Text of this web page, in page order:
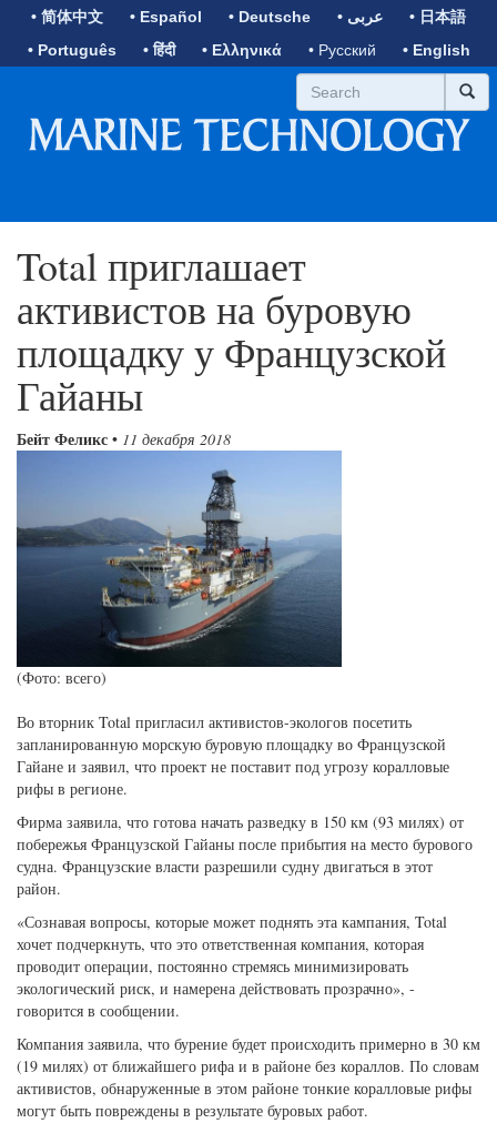
• 简体中文 • Español • Deutsche • عربى
• 日本語
• Português
• हिंदी • Ελληνικά • Русский • English
Total приглашает
активистов на буровую
площадку у Французской
Гайаны
Бейт Феликс • 11 декабря 2018
(Фото: всего)
Во вторник Total пригласил активистов-экологов посетить
запланированную морскую буровую площадку во Французской
Гайане и заявил, что проект не поставит под угрозу коралловые
рифы в регионе.
Фирма заявила, что готова начать разведку в 150 км (93 милях) от
побережья Французской Гайаны после прибытия на место бурового
судна. Французские власти разрешили судну двигаться в этот
район.
«Сознавая вопросы, которые может поднять эта кампания, Total
хочет подчеркнуть, что это ответственная компания, которая
проводит операции, постоянно стремясь минимизировать
экологический риск, и намерена действовать прозрачно», -
говорится в сообщении.
Компания заявила, что бурение будет происходить примерно в 30 км
(19 милях) от ближайшего рифа и в районе без кораллов. По словам
активистов, обнаруженные в этом районе тонкие коралловые рифы
могут быть повреждены в результате буровых работ.